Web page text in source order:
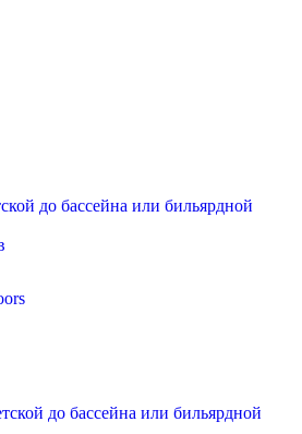
до бассейна или бильярдной
до бассейна или бильярдной